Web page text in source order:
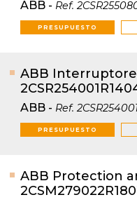
ABB - Ref.
PRESUPUESTO
ABB
ABB - Ref.
PRESUPUESTO
ABB Protection